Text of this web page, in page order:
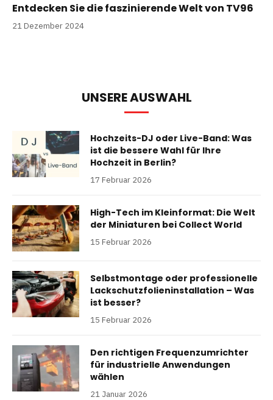
Entdecken Sie die faszinierende Welt von TV96
21 Dezember 2024
UNSERE AUSWAHL
Hochzeits-DJ oder Live-Band: Was
ist die bessere Wahl für Ihre
Hochzeit in Berlin?
17 Februar 2026
High-Tech im Kleinformat: Die Welt
der Miniaturen bei Collect World
15 Februar 2026
Selbstmontage oder professionelle
Lackschutzfolieninstallation – Was
ist besser?
15 Februar 2026
Den richtigen Frequenzumrichter
für industrielle Anwendungen
wählen
21 Januar 2026